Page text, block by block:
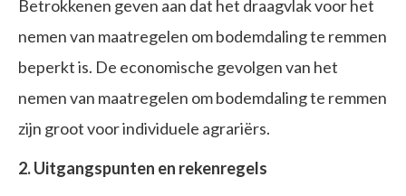
Betrokkenen geven aan dat het draagvlak voor het
nemen van maatregelen om bodemdaling te remmen
beperkt is. De economische gevolgen van het
nemen van maatregelen om bodemdaling te remmen
zijn groot voor individuele agrariërs.
2. Uitgangspunten en rekenregels